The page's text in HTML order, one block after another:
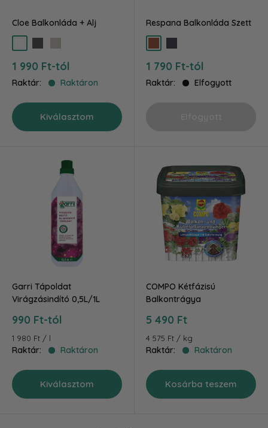
Cloe Balkonláda + Alj
Akciós
ár
1 990 Ft-tól
Raktár: Raktáron
Kiválasztom
Respana Balkonláda Szett
Akciós
ár
1 790 Ft-tól
Raktár: Elfogyott
Garri Tápoldat
Virágzásindító 0,5L/1L
Akciós
990 Ft-tól
1 980 Ft / l
Raktár: Raktáron
Kiválasztom
COMPO Kétfázisú
Balkontrágya
Akciós
5 490 Ft
4 575 Ft / kg
Raktár: Raktáron
Kosárba teszem